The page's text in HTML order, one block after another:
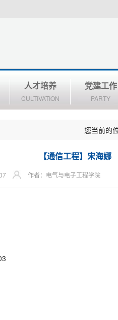
人才培养
CULTIVATION
党建工作
PARTY
您当前的
【通信工程】宋海娜
作者：电气与电子工程学院